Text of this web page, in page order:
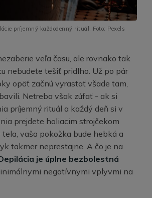
príjemný každodenný rituál. Foto: Pexels
veľa času, ale rovnako tak
nebudete tešiť pridlho. Už po pár
opäť začnú vyrastať všade tam,
Netreba však zúfať - ak si
príjemný rituál a každý deň si v
prejdete holiacim strojčekom
vaša pokožka bude hebká a
takmer neprestajne. A čo je na
je úplne bezbolestná
negatívnymi vplyvmi na